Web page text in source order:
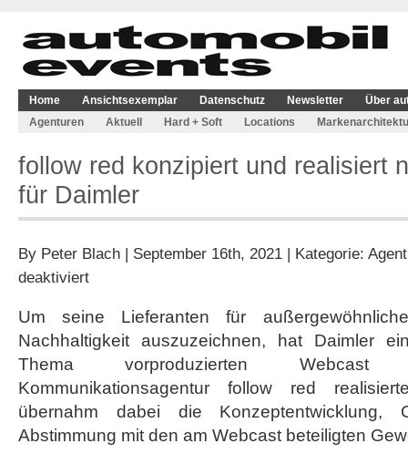
Home Ansichtsexemplar Datenschutz Newsletter
Über
Agenturen
Aktuell Hard + Soft Locations
follow red konzipiert und realisiert
für Daimler
By Peter Blach | September 16th, 2021 | Kategorie:
deaktiviertfür
konzipiert
und
Webcast
Daimler
Um seine Lieferanten für
Nachhaltigkeit auszuzeichnen, hat Daimler
Thema vorproduzierten Webcast
Kommunikationsagentur follow red
übernahm dabei die Konzeptentwicklung,
Abstimmung mit den am Webcast beteiligten